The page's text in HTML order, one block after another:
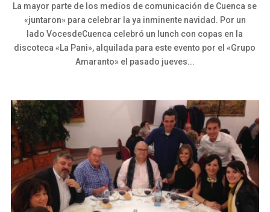
La mayor parte de los medios de comunicación de Cuenca se
«juntaron» para celebrar la ya inminente navidad. Por un
lado VocesdeCuenca celebró un lunch con copas en la
discoteca «La Pani», alquilada para este evento por el «Grupo
Amaranto» el pasado jueves...